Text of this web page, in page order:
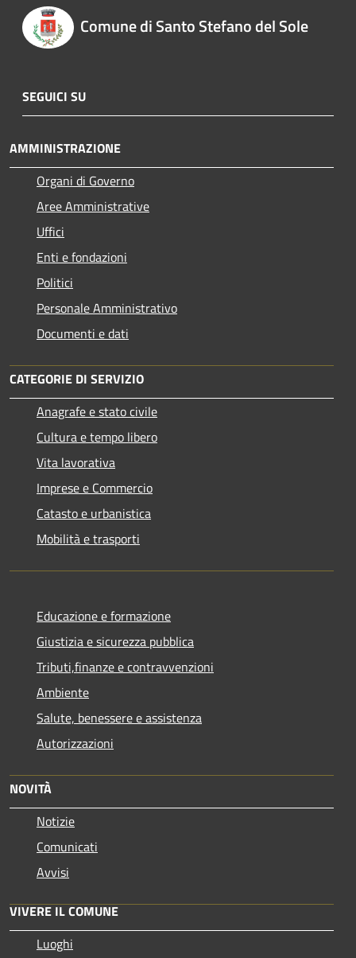
Comune di Santo Stefano del Sole
SEGUICI SU
AMMINISTRAZIONE
Organi di Governo
Aree Amministrative
Uffici
Enti e fondazioni
Politici
Personale Amministrativo
Documenti e dati
CATEGORIE DI SERVIZIO
Anagrafe e stato civile
Cultura e tempo libero
Vita lavorativa
Imprese e Commercio
Catasto e urbanistica
Mobilità e trasporti
Educazione e formazione
Giustizia e sicurezza pubblica
Tributi,finanze e contravvenzioni
Ambiente
Salute, benessere e assistenza
Autorizzazioni
NOVITÀ
Notizie
Comunicati
Avvisi
VIVERE IL COMUNE
Luoghi